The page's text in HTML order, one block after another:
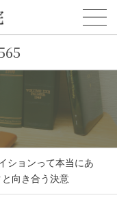
ションって本当にあ
向き合う決意